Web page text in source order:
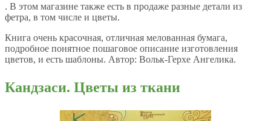
. В этом магазине также есть в продаже разные детали из
фетра, в том числе и цветы.
Книга очень красочная, отличная мелованная бумага,
подробное понятное пошаговое описание изготовления
цветов, и есть шаблоны. Автор: Вольк-Герхе Ангелика.
Кандзаси. Цветы из ткани